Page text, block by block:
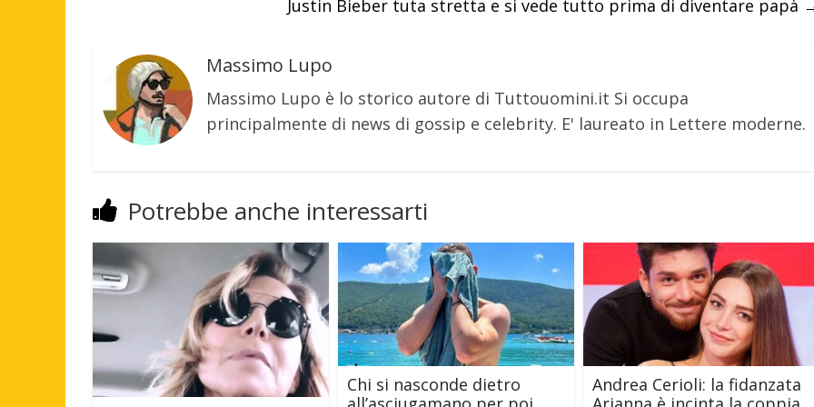
Justin Bieber tuta stretta e si vede tutto prima di diventare papà
Massimo Lupo
Massimo Lupo è lo storico autore di Tuttouomini.it Si occupa
principalmente di news di gossip e celebrity. E' laureato in Lettere moderne.
Potrebbe anche interessarti
Chi si nasconde dietro
Andrea Cerioli: la fidanzata